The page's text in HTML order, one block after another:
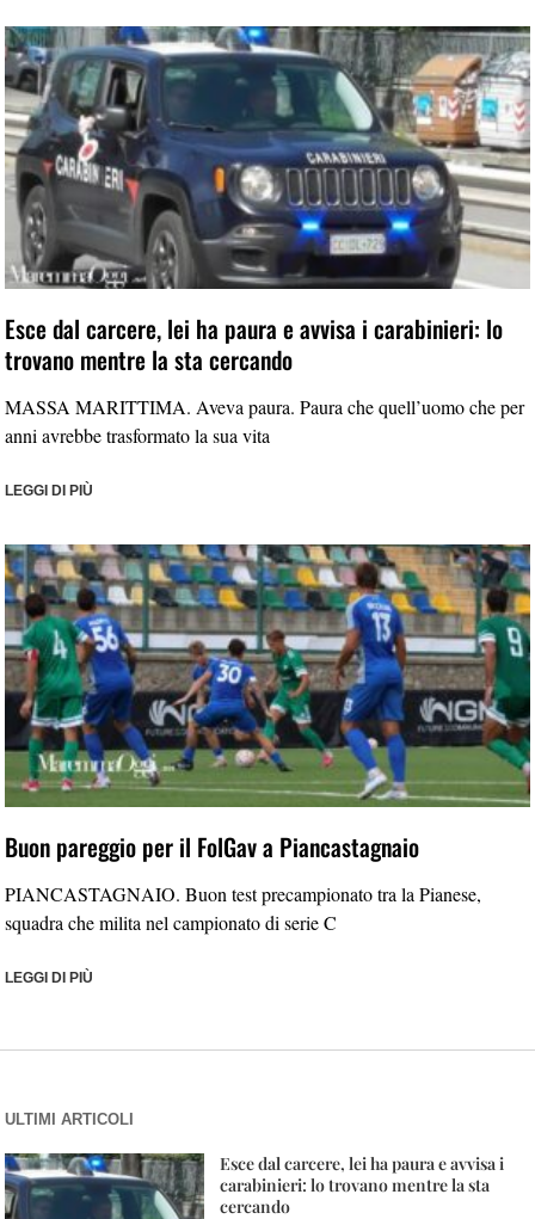
Esce dal carcere, lei ha paura e avvisa i carabinieri: lo
trovano mentre la sta cercando
MASSA MARITTIMA. Aveva paura. Paura che quell’uomo che per
anni avrebbe trasformato la sua vita
LEGGI DI PIÙ
Buon pareggio per il FolGav a Piancastagnaio
PIANCASTAGNAIO. Buon test precampionato tra la Pianese,
squadra che milita nel campionato di serie C
LEGGI DI PIÙ
ULTIMI ARTICOLI
Esce dal carcere, lei ha paura e avvisa i
carabinieri: lo trovano mentre la sta
cercando